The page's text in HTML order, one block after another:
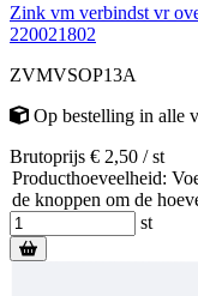
Zink vm verbindst vr
220021802
ZVMVSOP13A
Op bestelling in alle
Brutoprijs € 2,50 / st
Producthoeveelheid:
de knoppen om de
st